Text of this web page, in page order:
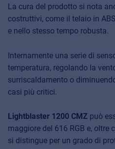
La cura del prodotto si nota
costruttivi, come il telaio in
e nello stesso tempo robusta.
Internamente una serie di
temperatura, regolando la
surriscaldamento o
casi più critici.
Lightblaster 1200 CMZ può
maggiore del 616 RGB e, oltre
si distingue per un grado di